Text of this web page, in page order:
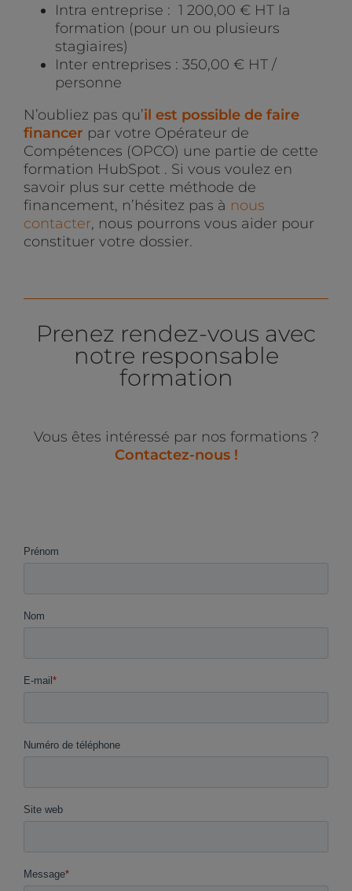
Intra entreprise : 1 200,00 € HT la
formation (pour un ou plusieurs
stagiaires)
Inter entreprises : 350,00 € HT /
personne
N’oubliez pas qu’il est possible de faire
financer par votre Opérateur de
Compétences (OPCO) une partie de cette
formation HubSpot . Si vous voulez en
savoir plus sur cette méthode de
financement, n’hésitez pas à nous
contacter, nous pourrons vous aider pour
constituer votre dossier.
Prenez rendez-vous avec
notre responsable
formation
Vous êtes intéressé par nos formations ?
Contactez-nous !